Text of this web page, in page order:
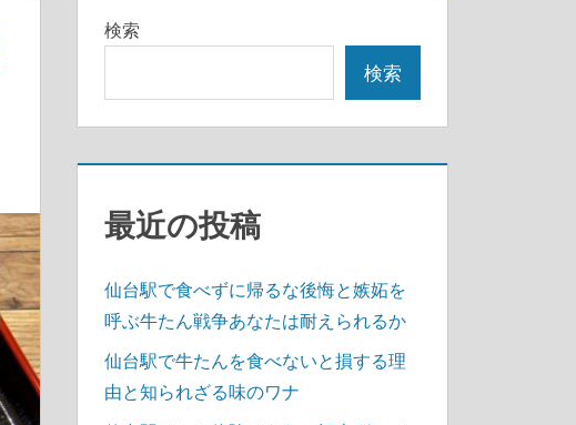
検索
検索
最近の投稿
仙台駅で食べずに帰るな後悔と嫉妬を
呼ぶ牛たん戦争あなたは耐えられるか
仙台駅で牛たんを食べないと損する理
由と知られざる味のワナ